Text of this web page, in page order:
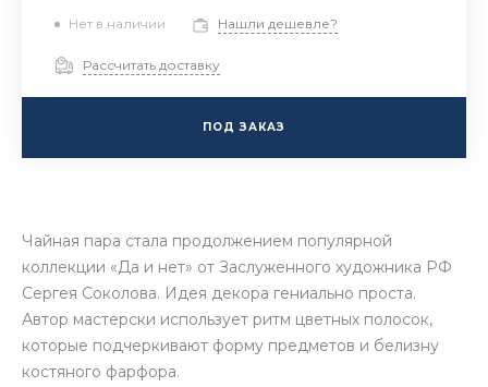
Нет в наличии Нашли дешевле?
Рассчитать доставку
ПОД ЗАКАЗ
Чайная пара стала продолжением популярной
коллекции «Да и нет» от Заслуженного художника РФ
Сергея Соколова. Идея декора гениально проста.
Автор мастерски использует ритм цветных полосок,
которые подчеркивают форму предметов и белизну
костяного фарфора.